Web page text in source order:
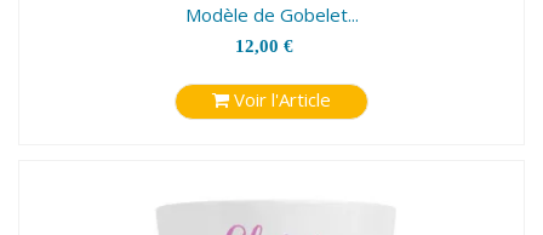
Modèle de Gobelet...
12,00 €
Voir l'Article